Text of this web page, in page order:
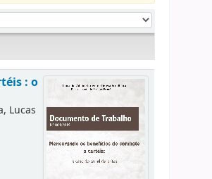
: o
Lucas